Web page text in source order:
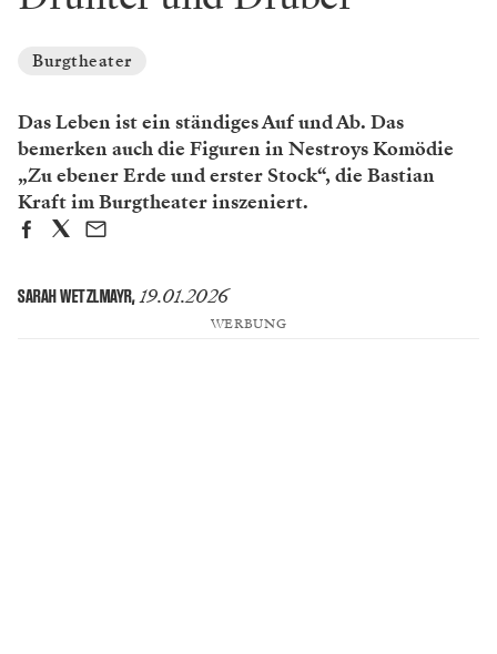
Burgtheater
Das Leben ist ein ständiges Auf und Ab. Das
bemerken auch die Figuren in Nestroys Komödie
„Zu ebener Erde und erster Stock“, die Bastian
Kraft im Burgtheater inszeniert.
SARAH WETZLMAYR, 19.01.2026
WERBUNG